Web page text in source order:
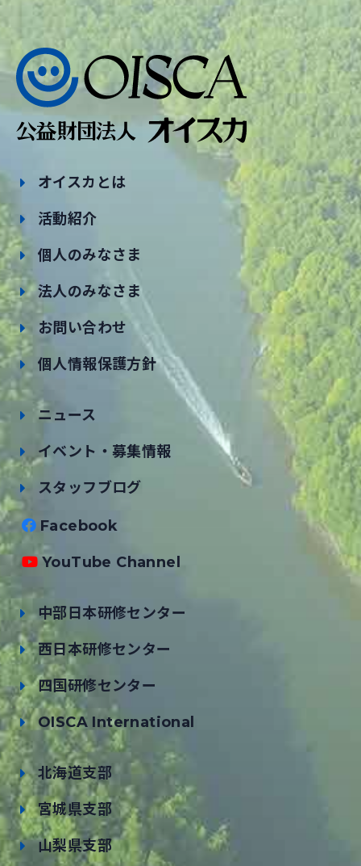
オイスカとは
活動紹介
個人のみなさま
法人のみなさま
お問い合わせ
個人情報保護方針
ニュース
イベント・募集情報
スタッフブログ
Facebook
YouTube Channel
中部日本研修センター
西日本研修センター
四国研修センター
OISCA International
北海道支部
宮城県支部
山梨県支部